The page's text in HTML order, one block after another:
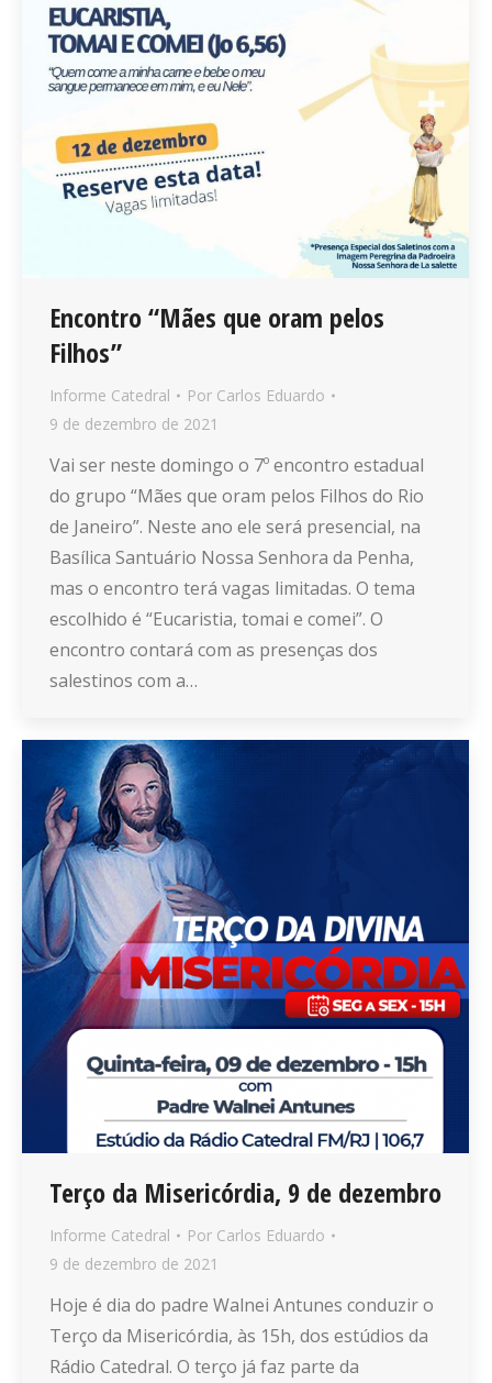
Encontro “Mães que oram pelos
Filhos”
Informe Catedral Por Carlos Eduardo
9 de dezembro de 2021
Vai ser neste domingo o 7º encontro estadual
do grupo “Mães que oram pelos Filhos do Rio
de Janeiro”. Neste ano ele será presencial, na
Basílica Santuário Nossa Senhora da Penha,
mas o encontro terá vagas limitadas. O tema
escolhido é “Eucaristia, tomai e comei”. O
encontro contará com as presenças dos
salestinos com a…
Terço da Misericórdia, 9 de dezembro
Informe Catedral Por Carlos Eduardo
9 de dezembro de 2021
Hoje é dia do padre Walnei Antunes conduzir o
Terço da Misericórdia, às 15h, dos estúdios da
Rádio Catedral. O terço já faz parte da